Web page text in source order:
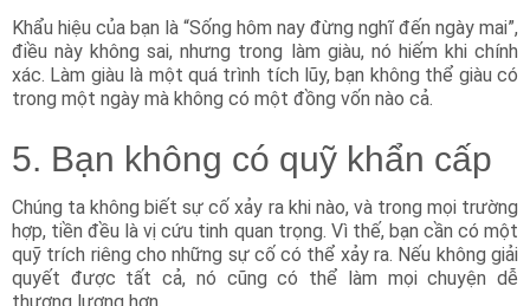
Khẩu hiệu của bạn là “Sống hôm nay đừng nghĩ đến ngày mai”,
điều này không sai, nhưng trong làm giàu, nó hiếm khi chính
xác. Làm giàu là một quá trình tích lũy, bạn không thể giàu có
trong một ngày mà không có một đồng vốn nào cả.
5. Bạn không có quỹ khẩn cấp
Chúng ta không biết sự cố xảy ra khi nào, và trong mọi trường
hợp, tiền đều là vị cứu tinh quan trọng. Vì thế, bạn cần có một
quỹ trích riêng cho những sự cố có thể xảy ra. Nếu không giải
quyết được tất cả, nó cũng có thể làm mọi chuyện dễ
thương lượng hơn.